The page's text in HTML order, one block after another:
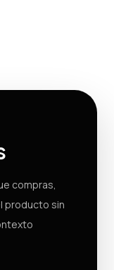
compras,
producto sin